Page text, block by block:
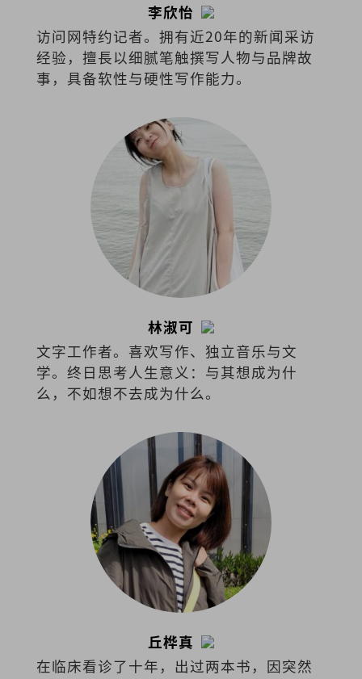
李欣怡
访问网特约记者。拥有近20年的新闻采访
经验，擅⻑以细腻笔触撰写⼈物与品牌故
事，具备软性与硬性写作能⼒。
林淑可
文字工作者。喜欢写作、独立音乐与文
学。终日思考人生意义：与其想成为什
么，不如想不去成为什么。
丘桦真
在临床看诊了十年，出过两本书，因突然